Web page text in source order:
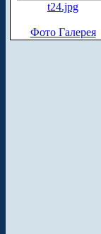
t24.jpg
Фото Галерея